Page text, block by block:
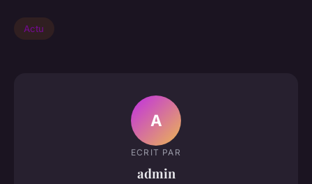
Actu
A
ECRIT PAR
admin